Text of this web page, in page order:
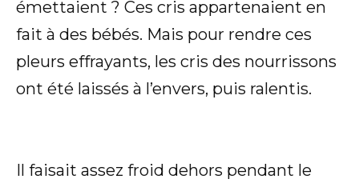
émettaient ? Ces cris appartenaient en
fait à des bébés. Mais pour rendre ces
pleurs effrayants, les cris des nourrissons
ont été laissés à l’envers, puis ralentis.
Il faisait assez froid dehors pendant le